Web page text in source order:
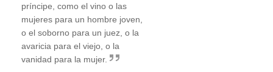
príncipe, como el vino o las
mujeres para un hombre joven,
o el soborno para un juez, o la
avaricia para el viejo, o la
vanidad para la mujer.